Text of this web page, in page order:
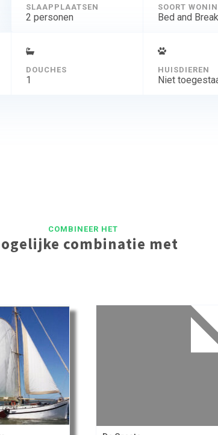
draadloos internet
SLAAPPLAATSEN
2 personen
SOORT
Bed and
DOUCHES
1
HUISDIEREN
Niet
COMBINEER HET
combinatie met